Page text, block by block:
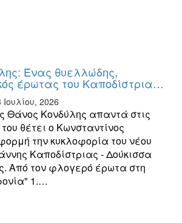
Ένας θυελλώδης,
έρωτας του Καποδίστρια…
Ιουλίου, 2026
Κονδύλης απαντά στις
θέτει ο Κωνσταντίνος
την κυκλοφορία του νέου
Καποδίστριας - Δούκισσα
Από τον φλογερό έρωτα στη
1.…